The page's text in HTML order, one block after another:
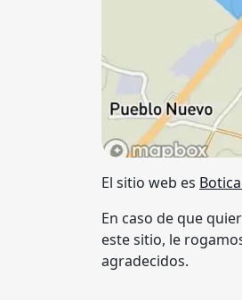
El sitio web es
En caso de que
este sitio, le
agradecidos.